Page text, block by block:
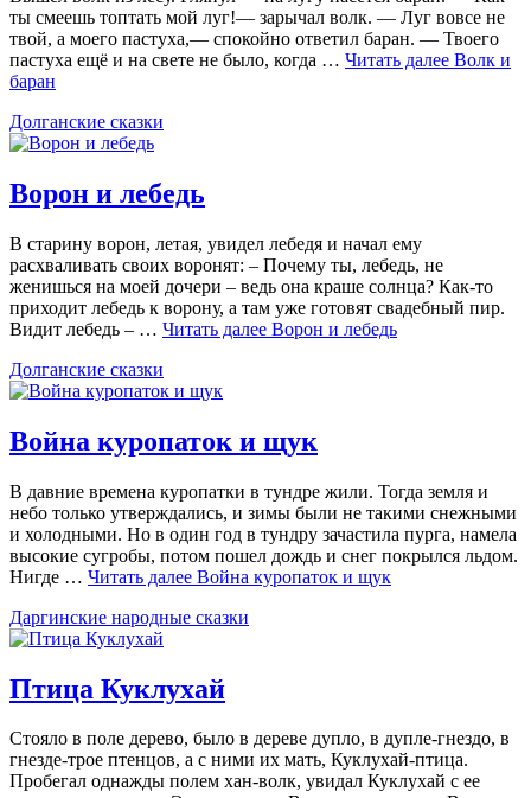
ты смеешь топтать мой луг!— зарычал волк. — Луг вовсе не
твой, а моего пастуха,— спокойно ответил баран. — Твоего
пастуха ещё и на свете не было, когда … Читать далее Волк и
баран
Долганские сказки
Ворон и лебедь
В старину ворон, летая, увидел лебедя и начал ему
расхваливать своих воронят: – Почему ты, лебедь, не
женишься на моей дочери – ведь она краше солнца? Как-то
приходит лебедь к ворону, а там уже готовят свадебный пир.
Видит лебедь – … Читать далее Ворон и лебедь
Долганские сказки
Война куропаток и щук
В давние времена куропатки в тундре жили. Тогда земля и
небо только утверждались, и зимы были не такими снежными
и холодными. Но в один год в тундру зачастила пурга, намела
высокие сугробы, потом пошел дождь и снег покрылся льдом.
Нигде … Читать далее Война куропаток и щук
Даргинские народные сказки
Птица Куклухай
Стояло в поле дерево, было в дереве дупло, в дупле-гнездо, в
гнезде-трое птенцов, а с ними их мать, Куклухай-птица.
Пробегал однажды полем хан-волк, увидал Куклухай с ее